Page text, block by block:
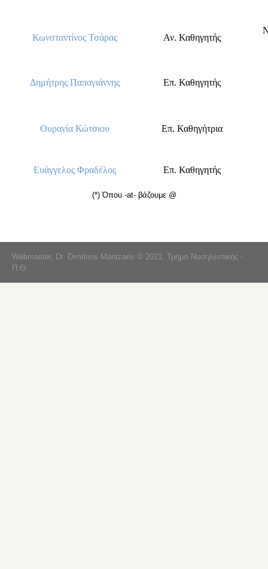
Κωνσταντίνος Τσάρας Αν. Καθηγητής
Δημήτρης Παπαγιάννης Επ. Καθηγητής
Ουρανία Κώτσιου Επ. Καθηγήτρια
Ευάγγελος Φραδέλος Επ. Καθηγητής
(*) Όπου -at- βάζουμε @
Webmaster, Dr. Dimitrios Mantzaris © 2021, Τμήμα Νοσηλευτικής -
Π.Θ.